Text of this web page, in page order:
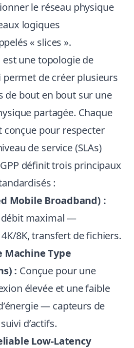
le réseau physique
logiques
« slices ».
est une topologie de
de créer plusieurs
de bout en bout sur une
partagée. Chaque
conçue pour respecter
de service (SLAs)
définit trois principaux
:
Mobile Broadband) :
débit maximal —
8K, transfert de fichiers.
Machine Type
: Conçue pour une
élevée et une faible
— capteurs de
d’actifs.
Low-Latency